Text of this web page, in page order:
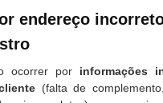
endereço
ocorrer por informações
(falta de